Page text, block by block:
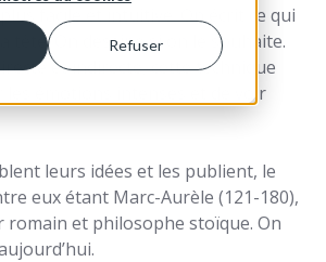
Refuser
plus facile et intuitive. On écrit ce qui
tête. On dessine si on le souhaite.
et indirecte, cette technique
les émotions intenses et de voir
leurs idées et les publient, le
eux étant Marc-Aurèle (121-180),
romain et philosophe stoïque. On